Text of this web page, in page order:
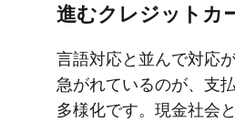
進むクレジットカ
言語対応と​並んで​対応
急がれているのが、​支
多様化です。​現金社会